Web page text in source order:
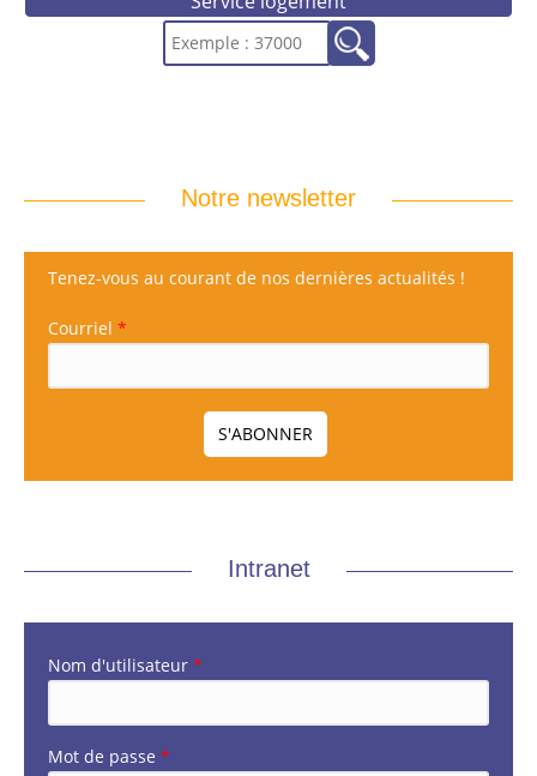
Notre newsletter
Tenez-vous au courant de nos dernières actualités !
Courriel *
Intranet
Nom d'utilisateur *
Mot de passe *